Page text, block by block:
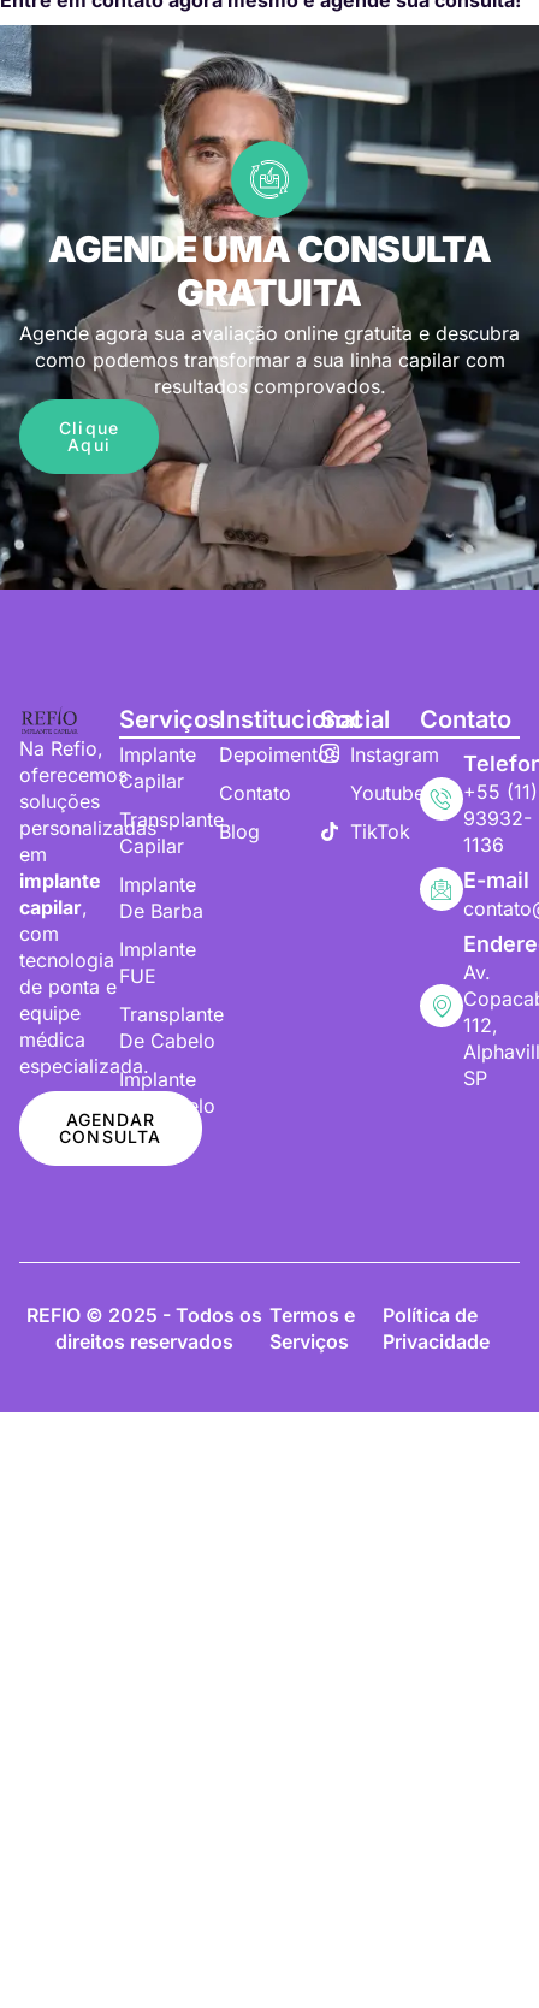
AGENDE UMA CONSULTA
GRATUITA
Agende agora sua avaliação online gratuita e descubra
como podemos transformar a sua linha capilar com
resultados comprovados.
Clique
Aqui
Na Refio,
oferecemos
soluções
personalizadas
em
implante
capilar,
com
tecnologia
de ponta e
equipe
médica
especializada.
AGENDAR
CONSULTA
Serviços
Implante
Capilar
Transplante
Capilar
Implante
De Barba
Implante
FUE
Transplante
De Cabelo
Implante
De Cabelo
Institucional
Depoimentos
Contato
Blog
Social
Instagram
Youtube
TikTok
Contato
+55 (11)
93932-
1136
E-mail
Av.
112,
SP
REFIO © 2025 - Todos os
direitos reservados
Termos e
Serviços
Política de
Privacidade